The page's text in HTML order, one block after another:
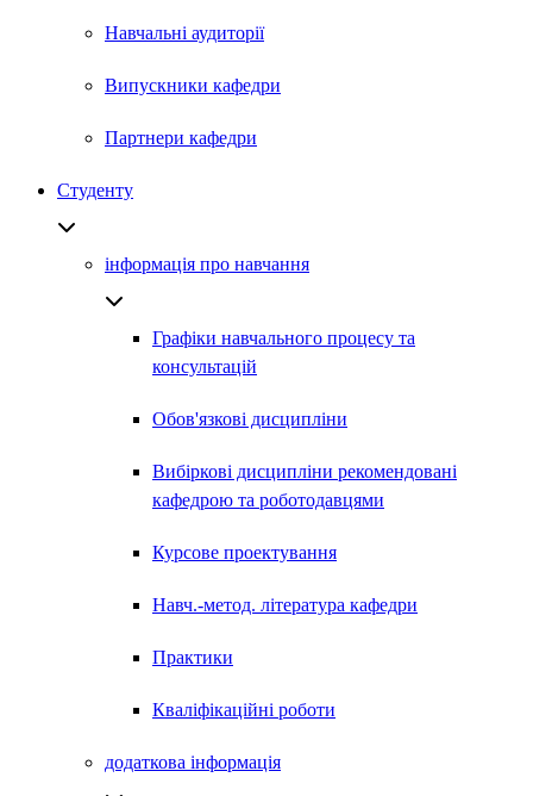
Навчальні аудиторії
Випускники кафедри
Партнери кафедри
Студенту
інформація про навчання
Графіки навчального процесу та
консультацій
Обов'язкові дисципліни
Вибіркові дисципліни рекомендовані
кафедрою та роботодавцями
Курсове проектування
Навч.-метод. література кафедри
Практики
Кваліфікаційні роботи
додаткова інформація